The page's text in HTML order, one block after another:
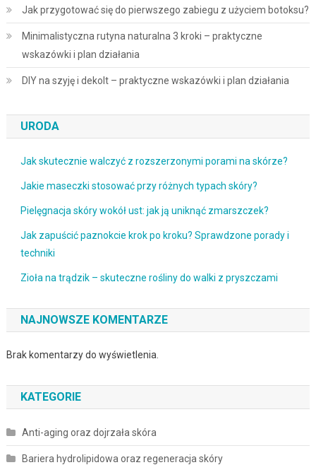
Jak przygotować się do pierwszego zabiegu z użyciem botoksu?
Minimalistyczna rutyna naturalna 3 kroki – praktyczne
wskazówki i plan działania
DIY na szyję i dekolt – praktyczne wskazówki i plan działania
URODA
Jak skutecznie walczyć z rozszerzonymi porami na skórze?
Jakie maseczki stosować przy różnych typach skóry?
Pielęgnacja skóry wokół ust: jak ją uniknąć zmarszczek?
Jak zapuścić paznokcie krok po kroku? Sprawdzone porady i
techniki
Zioła na trądzik – skuteczne rośliny do walki z pryszczami
NAJNOWSZE KOMENTARZE
Brak komentarzy do wyświetlenia.
KATEGORIE
Anti-aging oraz dojrzała skóra
Bariera hydrolipidowa oraz regeneracja skóry